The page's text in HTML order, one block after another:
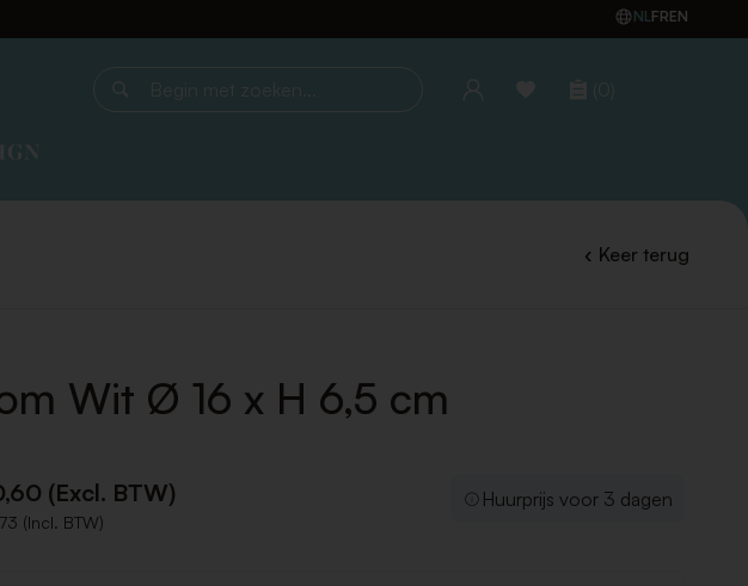
NLFREN
Begin met zoeken... (0)
Keer terug
Wit Ø 16 x H 6,5 cm
(Excl. BTW)
(Incl. BTW)
Huurprijs voor 3 dagen